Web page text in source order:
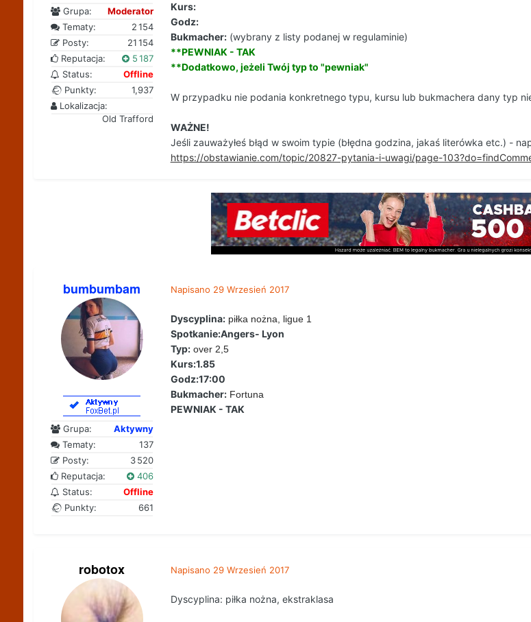
Grupa:
Moderator
Tematy:
2 154
Posty:
21 154
Reputacja:
5 187
Status:
Offline
Punkty:
1,937
Lokalizacja:
Old Trafford
Kurs:
Godz:
Bukmacher:(wybrany z listy podanej w regulaminie)
**PEWNIAK - TAK
**Dodatkowo, jeżeli Twój typ to "pewniak"
W przypadku nie podania konkretnego typu, kursu lub bukmachera dany typ
WAŻNE!
Jeśli zauważyłeś błąd w swoim typie (błędna godzina, jakaś literówka etc.) -
https://obstawianie.com/topic/20827-pytania-i-uwagi/page-
bumbumbam
Grupa:
Aktywny
Tematy:
137
Posty:
3 520
Reputacja:
406
Status:
Offline
Punkty:
661
Napisano 29 Wrzesień 2017
Dyscyplina:piłka nożna, ligue 1
Spotkanie:Angers- Lyon
Typ:over 2,5
Kurs:1.85
Godz:17:00
Bukmacher:Fortuna
PEWNIAK - TAK
robotox Napisano 29 Wrzesień 2017
Dyscyplina: piłka nożna, ekstraklasa